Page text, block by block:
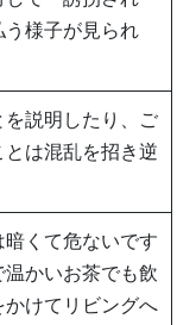
う様子が見られ
説明したり、ご
は混乱を招き逆
くて危ないです
かいお茶でも飲
かけてリビングへ